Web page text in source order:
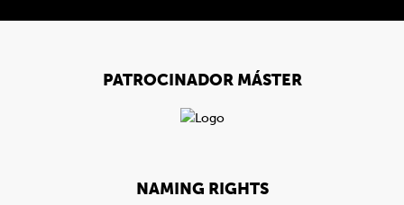
PATROCINADOR MÁSTER
NAMING RIGHTS